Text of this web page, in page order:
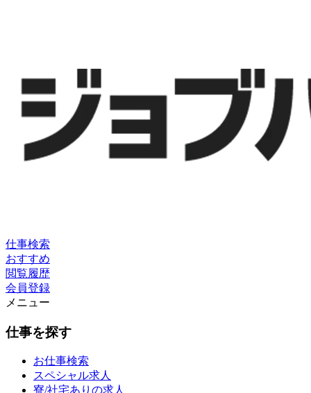
仕事検索
おすすめ
閲覧履歴
会員登録
メニュー
仕事を探す
お仕事検索
スペシャル求人
寮/社宅ありの求人